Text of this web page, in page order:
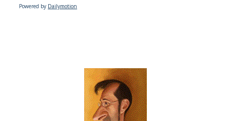
Powered by Dailymotion